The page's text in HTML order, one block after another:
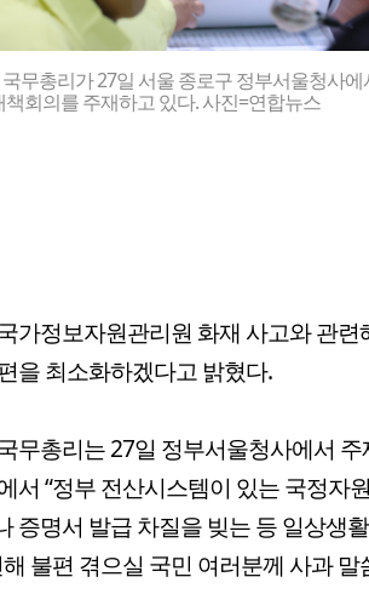
무총리가 27일 서울 종로구 정부서울청사
책회의를 주재하고 있다. 사진=연합뉴스
가정보자원관리원 화재 사고와 관
을 최소화하겠다고 밝혔다.
무총리는 27일 정부서울청사에서
서 “정부 전산시스템이 있는 국정자
증명서 발급 차질을 빚는 등 일상생
해 불편 겪으실 국민 여러분께 사과